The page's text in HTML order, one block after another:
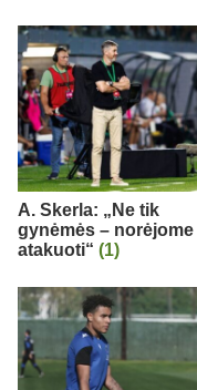
A. Skerla: „Ne tik
gynėmės – norėjome
atakuoti“ (1)